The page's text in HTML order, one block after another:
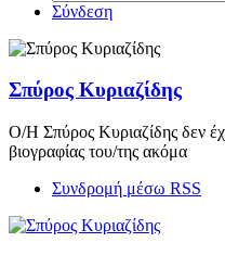
Σύνδεση
Σπύρος Κυριαζίδης
Ο/Η Σπύρος Κυριαζίδης δεν
βιογραφίας του/της ακόμα
Συνδρομή μέσω RSS